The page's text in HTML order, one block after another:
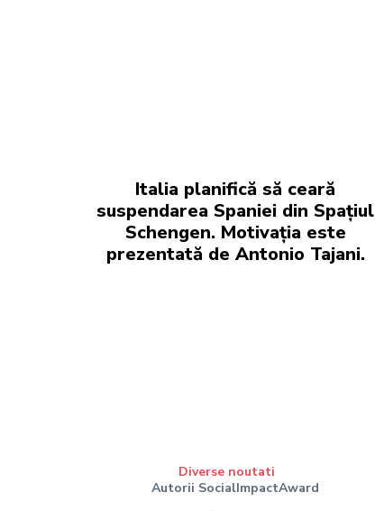
Italia planifică să ceară
suspendarea Spaniei din Spațiul
Schengen. Motivația este
prezentată de Antonio Tajani.
Diverse noutati
Autorii SocialImpactAward